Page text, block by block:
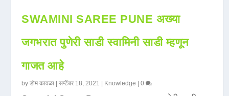
SWAMINI SAREE PUNE अख्या
जगभरात पुणेरी साडी स्वामिनी साडी म्हणून
गाजत आहे
byडोम कावळा |सप्टेंबर 18, 2021 Knowledge |0